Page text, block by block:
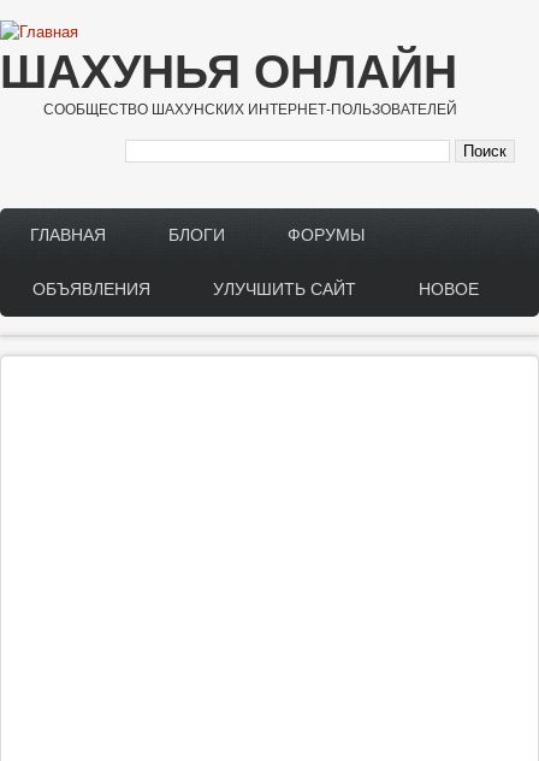
Перейти к основному содержанию
ШАХУНЬЯ ОНЛАЙН
СООБЩЕСТВО ШАХУНСКИХ ИНТЕРНЕТ-ПОЛЬЗОВАТЕЛЕЙ
Main menu
ГЛАВНАЯ БЛОГИ ФОРУМЫ
ОБЪЯВЛЕНИЯ УЛУЧШИТЬ САЙТ НОВОЕ